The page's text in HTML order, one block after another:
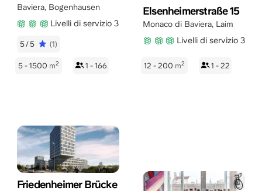
Baviera, Bogenhausen
Livelli di servizio 3
5/5 (1)
5 - 1500 m2 1 - 166
Elsenheimerstraße 15
Monaco di Baviera, Laim
Livelli di servizio 3
12 - 200 m2 1 - 22
Friedenheimer Brücke